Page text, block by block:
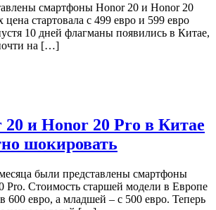
смартфоны Honor 20 и Honor 20
цена стартовала с 499 евро и 599 евро
10 дней флагманы появились в Китае,
на […]
и Honor 20 Pro в Китае
шокировать
были представлены смартфоны
Pro. Стоимость старшей модели в Европе
600 евро, а младшей – с 500 евро. Теперь